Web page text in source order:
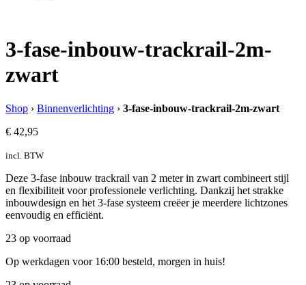
3-fase-inbouw-trackrail-2m-
zwart
Shop › Binnenverlichting › 3-fase-inbouw-trackrail-2m-zwart
€ 42,95
incl. BTW
Deze 3-fase inbouw trackrail van 2 meter in zwart combineert stijl
en flexibiliteit voor professionele verlichting. Dankzij het strakke
inbouwdesign en het 3-fase systeem creëer je meerdere lichtzones
eenvoudig en efficiënt.
23 op voorraad
Op werkdagen voor 16:00 besteld, morgen in huis!